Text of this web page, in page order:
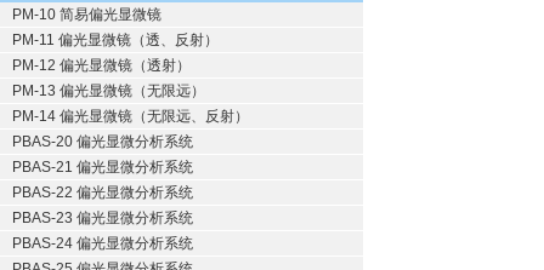
PM-10 简易偏光显微镜
PM-11 偏光显微镜（透、反射）
PM-12 偏光显微镜（透射）
PM-13 偏光显微镜（无限远）
PM-14 偏光显微镜（无限远、反射）
PBAS-20 偏光显微分析系统
PBAS-21 偏光显微分析系统
PBAS-22 偏光显微分析系统
PBAS-23 偏光显微分析系统
PBAS-24 偏光显微分析系统